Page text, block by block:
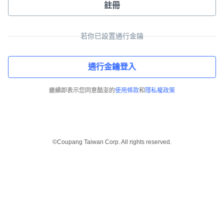
註冊
若你已設置通行金鑰
通行金鑰登入
繼續即表示您同意酷澎的使用條款和 隱私權政策
©Coupang Taiwan Corp. All rights reserved.